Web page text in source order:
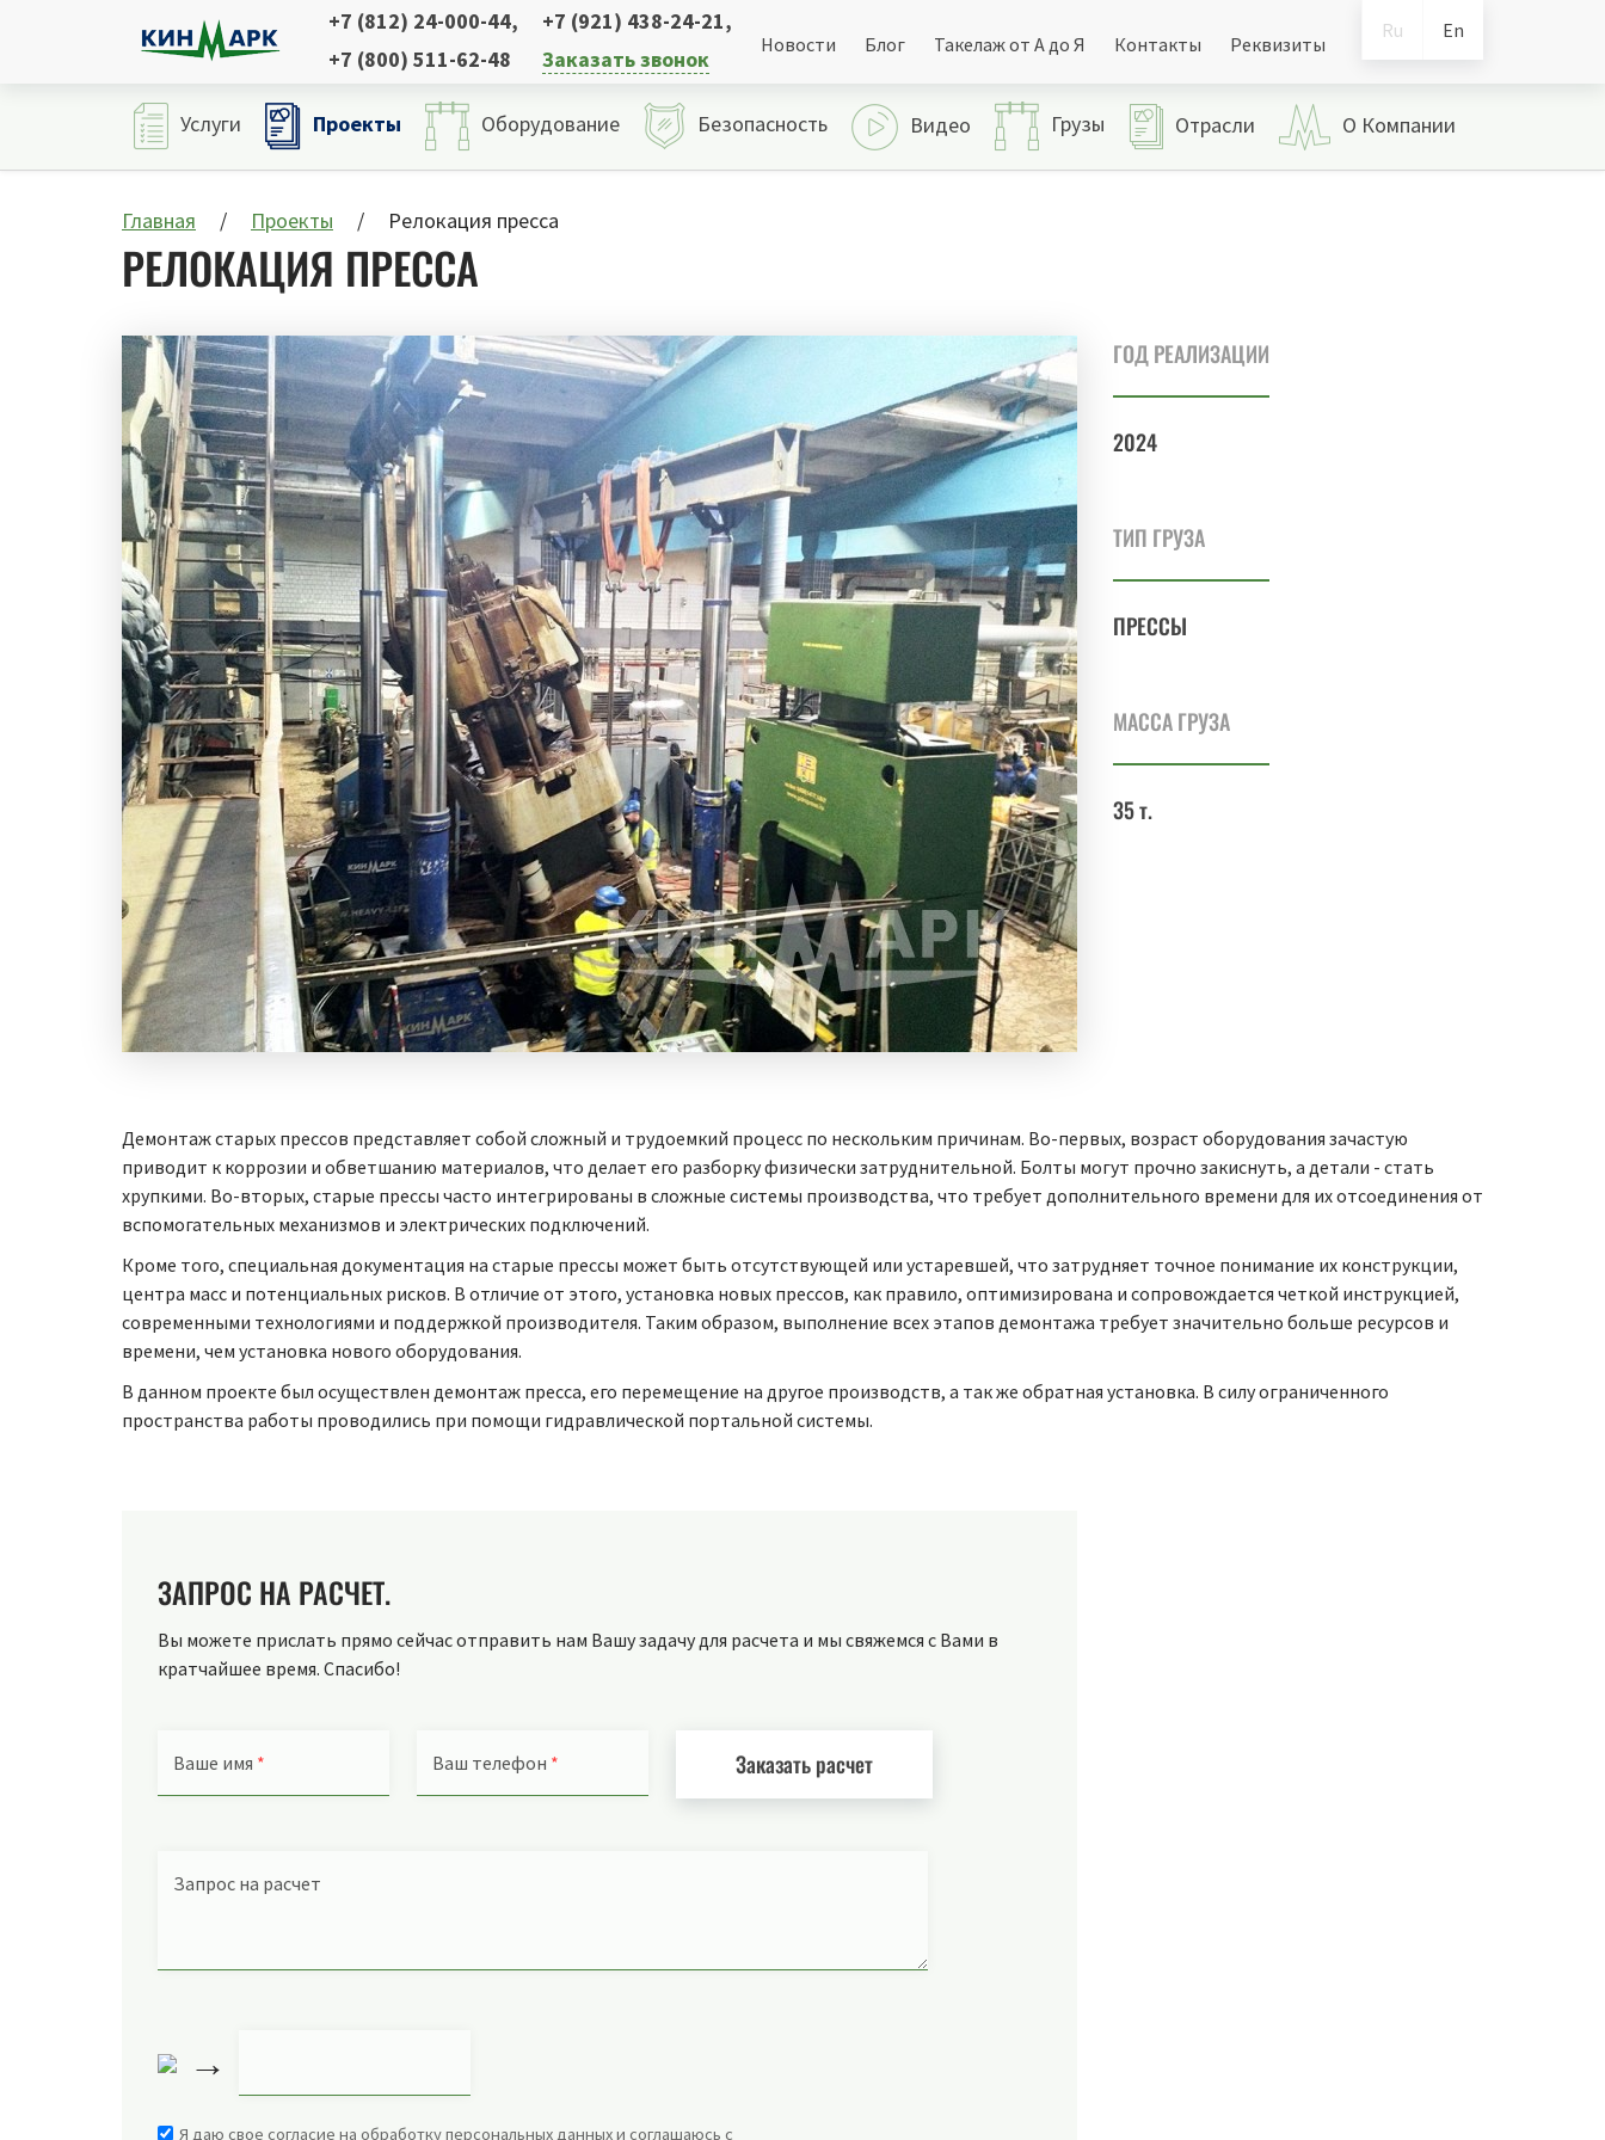
Ru En
+7 (812) 24-000-44, +7 (921) 438-24-21,
+7 (800) 511-62-48
Заказать звонок
Новости Блог Такелаж от А до Я Контакты Реквизиты
Услуги Проекты Оборудование Безопасность Видео Грузы Отрасли О Компании
Главная Проекты Релокация пресса
РЕЛОКАЦИЯ ПРЕССА
ГОД РЕАЛИЗАЦИИ
2024
ТИП ГРУЗА
ПРЕССЫ
МАССА ГРУЗА
35 т.
Демонтаж старых прессов представляет собой сложный и трудоемкий процесс по нескольким причинам. Во-первых, возраст оборудования зачастую
приводит к коррозии и обветшанию материалов, что делает его разборку физически затруднительной. Болты могут прочно закиснуть, а детали - стать
хрупкими. Во-вторых, старые прессы часто интегрированы в сложные системы производства, что требует дополнительного времени для их отсоединения от
вспомогательных механизмов и электрических подключений.
Кроме того, специальная документация на старые прессы может быть отсутствующей или устаревшей, что затрудняет точное понимание их конструкции,
центра масс и потенциальных рисков. В отличие от этого, установка новых прессов, как правило, оптимизирована и сопровождается четкой инструкцией,
современными технологиями и поддержкой производителя. Таким образом, выполнение всех этапов демонтажа требует значительно больше ресурсов и
времени, чем установка нового оборудования.
В данном проекте был осуществлен демонтаж пресса, его перемещение на другое производств, а так же обратная установка. В силу ограниченного
пространства работы проводились при помощи гидравлической портальной системы.
ЗАПРОС НА РАСЧЕТ.
Вы можете прислать прямо сейчас отправить нам Вашу задачу для расчета и мы свяжемся с Вами в
кратчайшее время. Спасибо!
Ваше имя * Ваш телефон * Заказать расчет
Запрос на расчет
→
Я даю свое согласие на обработку персональных данных и соглашаюсь с